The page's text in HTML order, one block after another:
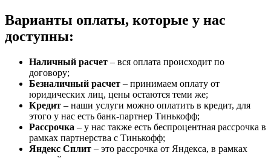
Варианты оплаты, которые у нас
доступны:
Наличный расчет – вся оплата происходит по
договору;
Безналичный расчет – принимаем оплату от
юридических лиц, цены остаются теми же;
Кредит – наши услуги можно оплатить в кредит, для
этого у нас есть банк-партнер Тинькофф;
Рассрочка – у нас также есть беспроцентная рассрочка в
рамках партнерства с Тинькофф;
Яндекс Сплит – это рассрочка от Яндекса, в рамках